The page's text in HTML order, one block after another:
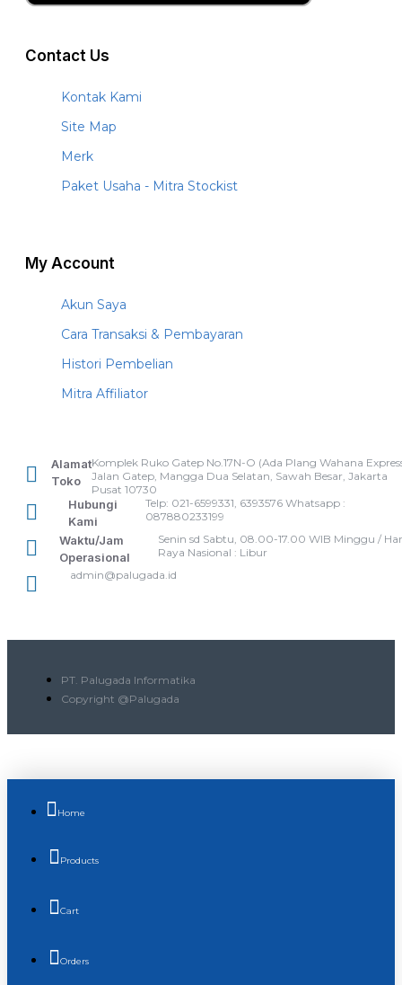
Contact Us
Kontak Kami
Site Map
Merk
Paket Usaha - Mitra Stockist
My Account
Akun Saya
Cara Transaksi & Pembayaran
Histori Pembelian
Mitra Affiliator
Alamat
Toko
Komplek Ruko Gatep No.17N-O (Ada Plang Wahana
Jalan Gatep, Mangga Dua Selatan, Sawah Besar, Jakarta
Pusat 10730
Hubungi
Kami
Telp: 021-6599331, 6393576 Whatsapp :
087880233199
Waktu/Jam
Operasional
Senin sd Sabtu, 08.00-17.00 WIB Minggu /
Raya Nasional : Libur
admin@palugada.id
PT. Palugada Informatika
Copyright @Palugada
Home
Products
Cart
Orders